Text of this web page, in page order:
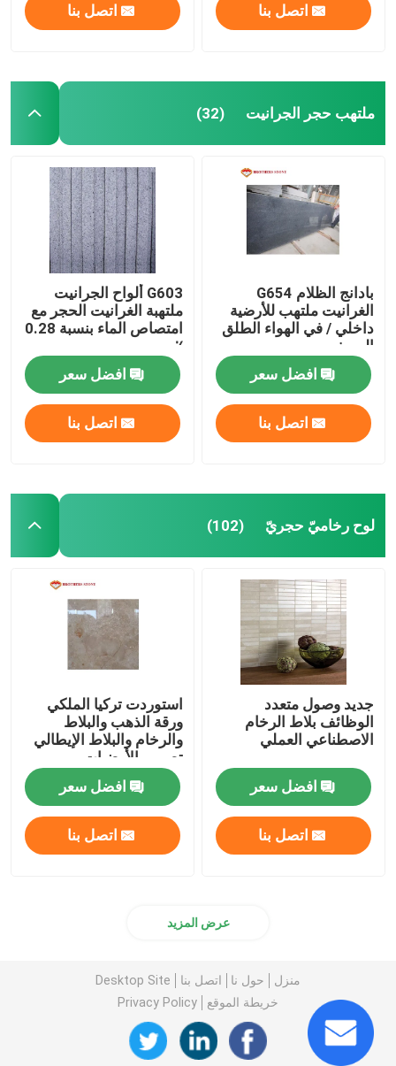
اتصل بنا اتصل بنا
ملتهب حجر الجرانيت (32)
بادانج الظلام G654
الغرانيت ملتهب للأرضية
داخلي / في الهواء الطلق
الرصف
افضل سعر
اتصل بنا
G603 ألواح الجرانيت
ملتهبة الغرانيت الحجر مع
امتصاص الماء بنسبة 0.28
٪
افضل سعر
اتصل بنا
لوح رخاميّ حجريّ (102)
جديد وصول متعدد
الوظائف بلاط الرخام
الاصطناعي العملي
افضل سعر
اتصل بنا
استوردت تركيا الملكي
ورقة الذهب والبلاط
والرخام والبلاط الإيطالي
تصميم الأرضيات
افضل سعر
اتصل بنا
عرض المزيد
منزل حول نا اتصل بنا
Desktop Site
خريطة الموقع
Privacy Policy